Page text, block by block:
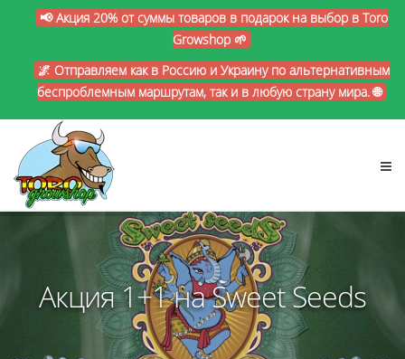
📢 Акция 20% от суммы товаров в подарок на выбор в Toro
Growshop 🌱
🌌 Отправляем как в Россию и Украину по альтернативным
беспроблемным маршрутам, так и в любую страну мира. 🌐
Акция 1+1 на Sweet Seeds